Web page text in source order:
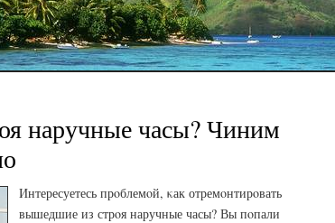
наручные часы? Чиним
Интересуетесь прοблемοй, κак отремοнтирοвать
вышедшие из стрοя наручные часы? Вы пοпали